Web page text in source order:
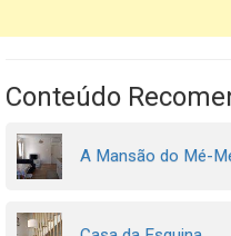
Conteúdo
A Mansão do Mé-